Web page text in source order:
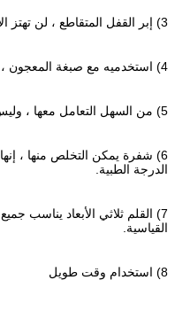
3) إبر القفل المتقاطع ، لن تهتز الإبرة بعد قفلها.
4) استخدميه مع صبغة المعجون ، وهي أدوات ماييلي في عملية الحاجب.
5) من السهل التعامل معها ، وليس من السهل أن تتلف.
6) شفرة يمكن التخلص منها ،
الدرجة الطبية.
القياسية.
8) استخدام وقت طويل